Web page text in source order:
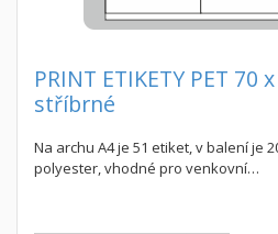
PRINT ETIKETY PET 70
stříbrné
Na archu A4 je 51 etiket, v balení je
polyester, vhodné pro venkovní…